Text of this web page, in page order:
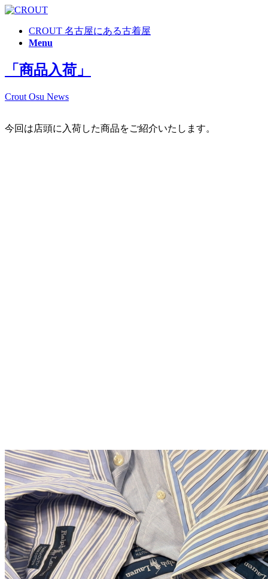
CROUT 名古屋にある古着屋
Menu
「商品入荷」
Crout Osu News
今回は店頭に入荷した商品をご紹介いたします。